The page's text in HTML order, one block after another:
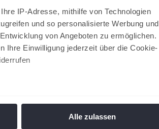
IP-Adresse, mithilfe von Technologien
und so personalisierte Werbung und
von Angeboten zu ermöglichen.
Ihre Einwilligung jederzeit über die Cookie-
Alle zulassen